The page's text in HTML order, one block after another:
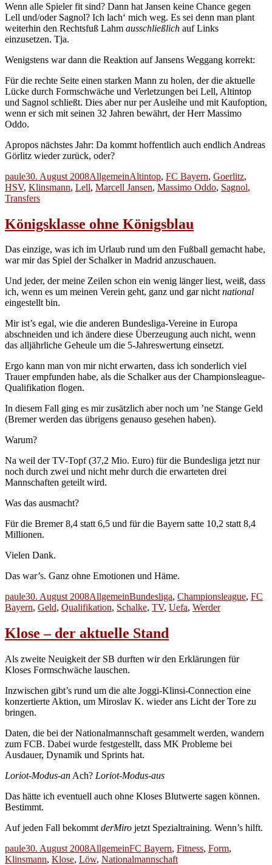
Wenn alle Spieler fit sind? Dann hat Jansen keine Chance gegen
Lell und/oder Sagnol? Ich lach‘ mich weg. Es sei denn man plant
weiterhin den Rechtsfuß Lahm ausschließlich auf Links
einzusetzen. Tja.
Wenigstens war dann die Reaktion auf Jansens Weggang korrekt:
Für die rechte Seite einen starken Mann zu holen, der die aktuelle
Lücke durch Formschwäche und Verletzungen bei Lell, Altintop
und Sagnol schließt. Dies aber nur per Ausleihe und mit Kaufoption,
wenn er sich mit seinen 32 Jahren bewährt, der Herr Massimo
Oddo.
Apropos nächstes Jahr: Da kommt hoffentlich auch endlich Andreas
Görlitz wieder zurück, oder?
Autor
pauleVeröffentlicht
am
30. August 2008Kategorien
AllgemeinSchlagwörter
Altintop, FC Bayern, Goerlitz,
HSV, Klinsmann, Lell, Marcell Jansen, Massimo Oddo, Sagnol,
Transfers
Königsklasse ohne Königsblau
Das einzige, was ich im Urlaub rund um den Fußball gemacht habe,
war mir das Spiel der Schalker in Madrid anzuschauen.
Und jeder, der meine Zeilen schon ein wenig länger liest, weiß, dass
ich, wenn es um meinen Verein geht, ganz und gar nichtnational
eingestellt bin.
Mir ist’s egal, wie die anderen Bundesliga-Vereine in Europa
abschneiden und ich ändere diese Überzeugung auch nicht, wenn
das alljährliche Geheule um die 5-Jahreswertung einsetzt.
Ergo kann man von mir nicht erwarten, dass ich sonderlich viel
Trauer empfunden habe, als die Schalker aus der Championsleague-
Qualifikation flogen.
In diesem Fall ging es mir zusätzlich aber noch um ’ne Stange Geld
(Bremer werden das übrigens genauso gesehen haben).
Warum?
Na weil der TV-Topf (37,2 Mio. Euro) für die Bundesliga jetzt nur
noch durch zwei und nicht mehr durch die erwarteten drei
Mannschaften geteilt wird.
Was das ausmacht?
Für die Bremer 8,4 statt 6,5 und für die Bayern satte 10,2 statt 8,4
Millionen.
Vielen Dank.
Das war’s. Ganz ohne Emotionen und Häme.
Autor
pauleVeröffentlicht
am
30. August 2008Kategorien
AllgemeinSchlagwörter
Bundesliga, Championsleague, FC
Bayern, Geld, Qualifikation, Schalke, TV, Uefa, Werder
Klose – der aktuelle Stand
Als zweite Neuigkeit der SB durften wir den Erklärungen für
Kloses Formschwäche lauschen.
Inzwischen gibt’s rund um die alte Joggi-Klinsi-Connection eine
konzertierte Aktion, um Miroslav K. wieder ans Licht der Tore zu
bringen.
Daten, die bei der Nationalmannschaft gesammelt werden, wandern
zum FCB. Dabei wurde festgestellt, dass MK Probleme bei
Ausdauer, Dynamik und Sprints hat.
Loriot-Modus-an Ach? Loriot-Modus-aus
Das hätte ich eventuell auch ohne Kloses Blutwerte sagen können.
Bestimmt.
Auf jeden Fall bekommt derMiro jetzt Spezialtraining. Wenn’s hilft.
Autor
pauleVeröffentlicht
am
30. August 2008Kategorien
AllgemeinSchlagwörter
FC Bayern, Fitness, Form,
Klinsmann, Klose, Löw, Nationalmannschaft